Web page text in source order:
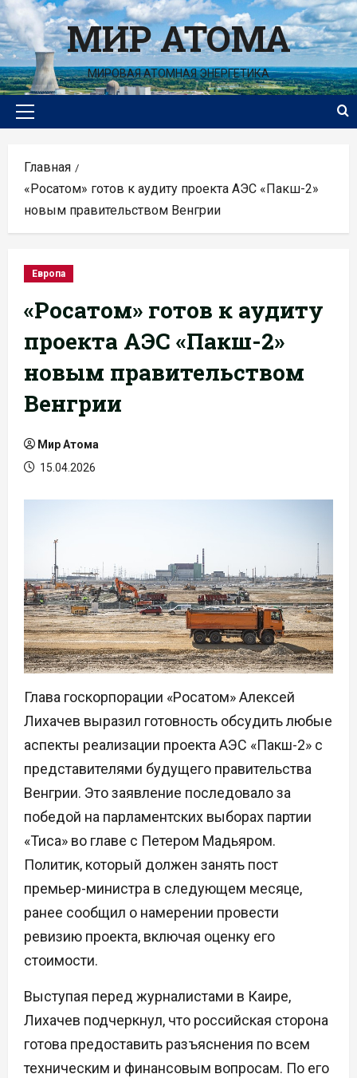
Перейти
к
содержимомуМИР АТОМА
МИРОВАЯ АТОМНАЯ ЭНЕРГЕТИКА
Основное
Главная
«Росатом» готов к аудиту проекта АЭС «Пакш-2»
новым правительством Венгрии
Европа
«Росатом» готов к аудиту
проекта АЭС «Пакш-2»
новым правительством
Венгрии
Мир Атома
15.04.2026
Глава госкорпорации «Росатом» Алексей
Лихачев выразил готовность обсудить любые
аспекты реализации проекта АЭС «Пакш-2» с
представителями будущего правительства
Венгрии. Это заявление последовало за
победой на парламентских выборах партии
«Тиса» во главе с Петером Мадьяром.
Политик, который должен занять пост
премьер-министра в следующем месяце,
ранее сообщил о намерении провести
ревизию проекта, включая оценку его
стоимости.
Выступая перед журналистами в Каире,
Лихачев подчеркнул, что российская сторона
готова предоставить разъяснения по всем
техническим и финансовым вопросам. По его